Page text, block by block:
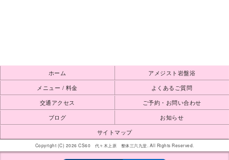
ホーム
アメジスト岩盤浴
メニュー / 料金
よくあるご質問
交通アクセス
ご予約・お問い合わせ
ブログ
お知らせ
サイトマップ
Copyright (C) 2026 CS60 代々木上原 整体三六九堂. All Rights Reserved.